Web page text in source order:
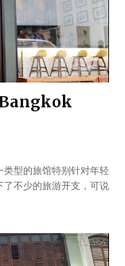
Bangkok
型的旅馆特别针对年轻
了不少的旅游开支，可说